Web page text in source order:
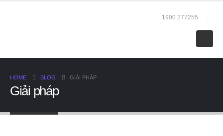
1900 277255
HOME BLOG GIẢI PHÁP
Giải pháp